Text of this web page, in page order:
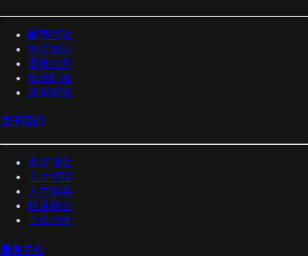
邮寄经验
物流知识
重要公告
物流时效
新闻资讯
关于我们
泰嘉理念
人才招聘
人在泰嘉
联系我们
合作伙伴
服务中心